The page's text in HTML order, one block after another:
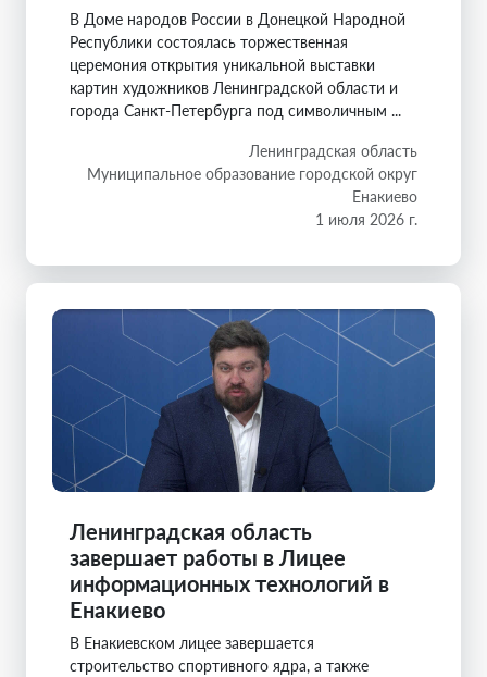
В Доме народов России в Донецкой Народной
Республики состоялась торжественная
церемония открытия уникальной выставки
картин художников Ленинградской области и
города Санкт-Петербурга под символичным ...
Ленинградская область
Муниципальное образование городской округ
Енакиево
1 июля 2026 г.
Ленинградская область
завершает работы в Лицее
информационных технологий в
Енакиево
В Енакиевском лицее завершается
строительство спортивного ядра, а также